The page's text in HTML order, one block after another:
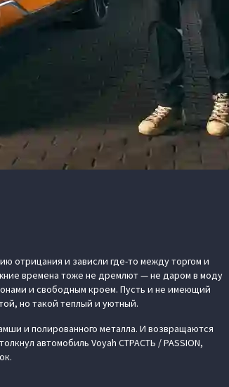
отрицания и зависли где-то между торгом и
времена тоже не дремлют — не даром в моду
и свободным кроем. Пусть и не имеющий
но такой теплый и уютный.
и полированного металла. И возвращаются
автомобиль Voyah СТРАСТЬ / PASSION,